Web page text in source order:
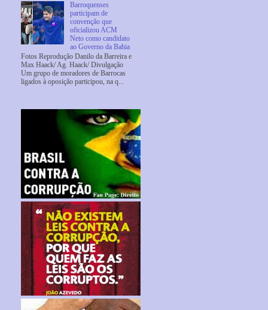
Barroquenses
participam de
convenção que
oficializou ACM
Neto como candidato
ao Governo da Bahia
Fotos Reprodução Danilo da Barreira e
Max Haack/ Ag. Haack/ Divulgação
Um grupo de moradores de Barrocas
ligados à oposição participou, na q...